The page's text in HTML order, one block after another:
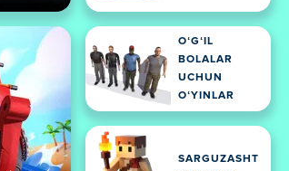
OʻGʻIL
BOLALAR
UCHUN
OʻYINLAR
SARGUZASHT